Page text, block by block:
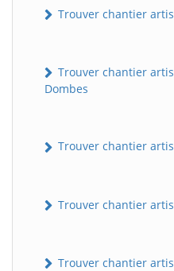
Trouver chantier
Trouver chantier
Dombes
Trouver chantier
Trouver chantier
Trouver chantier